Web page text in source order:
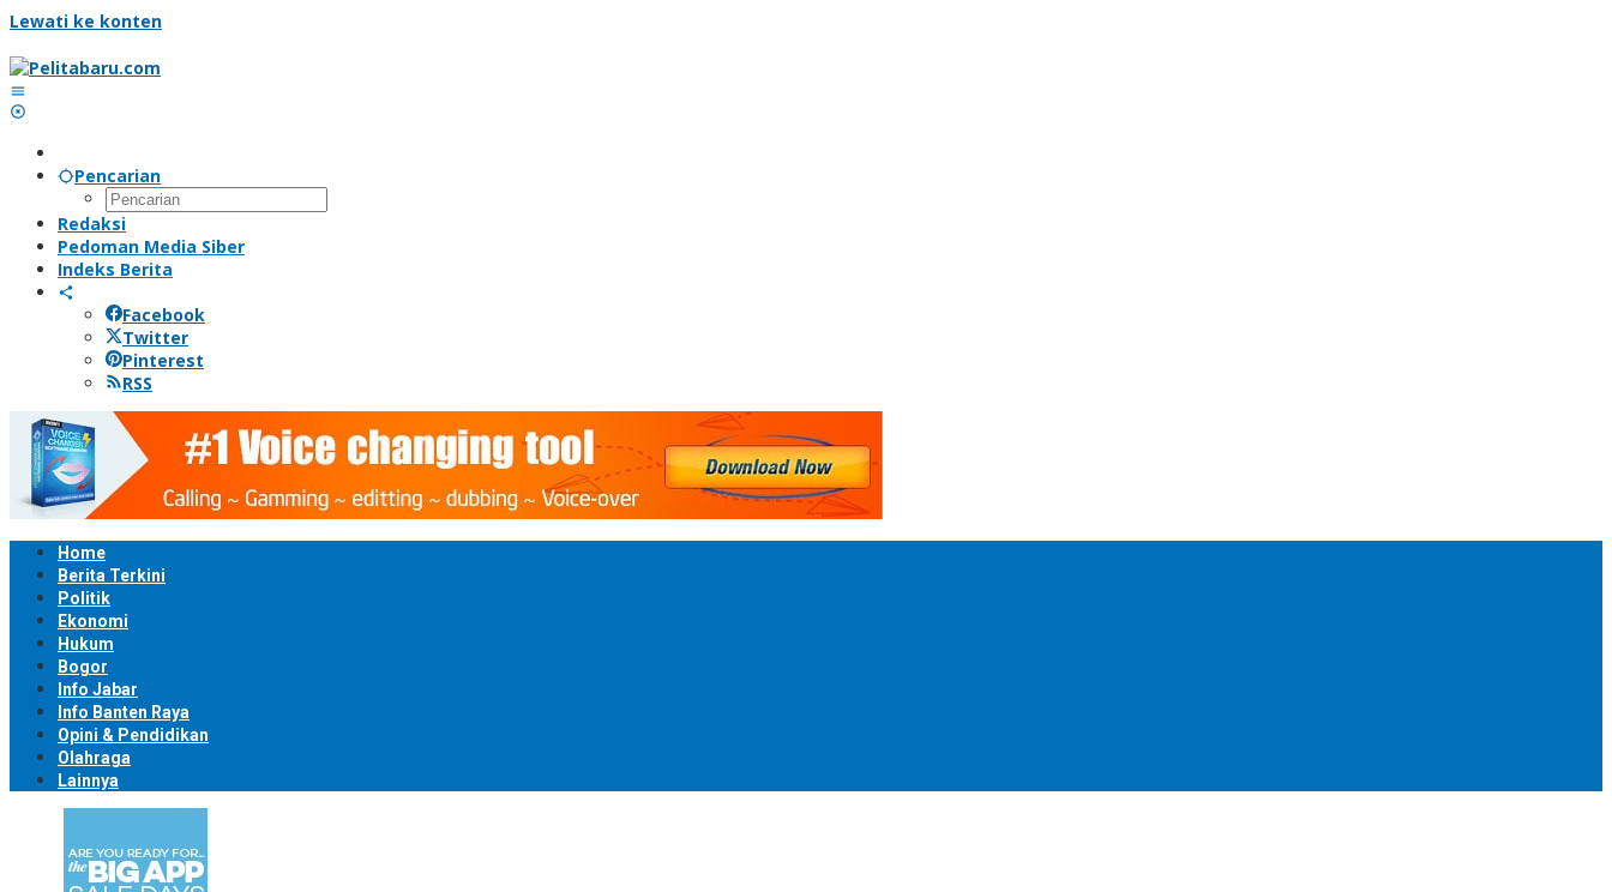
Lewati ke konten
Pencarian
Redaksi
Pedoman Media Siber
Indeks Berita
Facebook
Twitter
Pinterest
RSS
Home
Berita Terkini
Politik
Ekonomi
Hukum
Bogor
Info Jabar
Info Banten Raya
Opini & Pendidikan
Olahraga
Lainnya